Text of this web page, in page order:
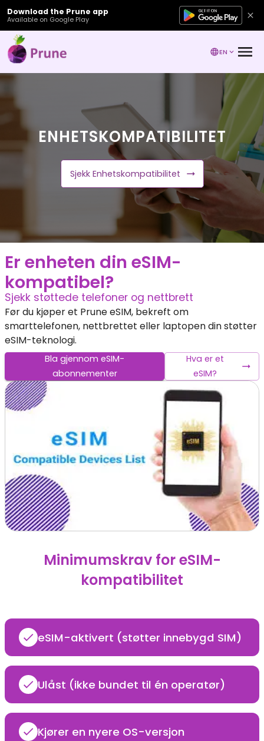
Download the Prune app
Available on Google Play
EN
ENHETSKOMPATIBILITET
Sjekk Enhetskompatibilitet
Er enheten din eSIM-
kompatibel?
Sjekk støttede telefoner og nettbrett
Før du kjøper et Prune eSIM, bekreft om
smarttelefonen, nettbrettet eller laptopen din støtter
eSIM-teknologi.
Bla gjennom eSIM-
abonnementer
Hva er et
eSIM?
Minimumskrav for eSIM-
kompatibilitet
eSIM-aktivert (støtter innebygd SIM)
Ulåst (ikke bundet til én operatør)
Kjører en nyere OS-versjon